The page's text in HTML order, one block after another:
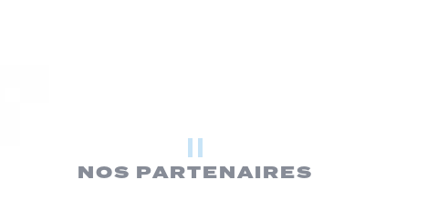
NOS PARTENAIRES